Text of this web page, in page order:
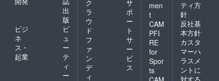
ら、すべての事業を行って
いましたが、特に「国際協
力」を主要事業としたの
は、当時、海外への開発や
NPO/NGOに興味のある人々
手段を見いだせないまま時
が流れてしまいました。残
り1日となった現在、約10万
円の支援を20名の方々いた
だいておりますが、目標金
額には達していません。反
出
版
ビジ
ネ
ス・
起業
ビ
ュ
ー
テ
ィ
ー
ク
ラ
ウ
ド
フ
ァ
ン
デ
ィ
サ
ポ
ー
ト
サ
ー
ビ
ス
men
t
CAM
PFI
RE
for
Spor
ts
ティ方
針
反社基
本方針
カスタ
マーハ
ラスメ
ントに
対する